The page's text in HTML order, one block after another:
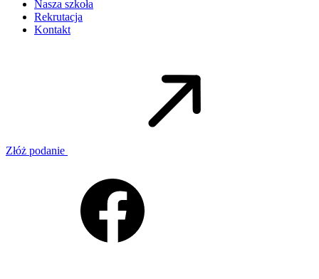
Nasza szkoła
Rekrutacja
Kontakt
Złóż podanie